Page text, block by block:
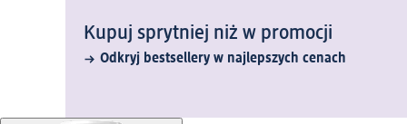
Kupuj sprytniej niż w promocji
Odkryj bestsellery w najlepszych cenach